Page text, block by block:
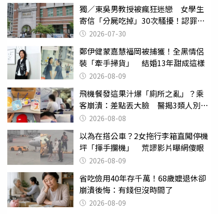
獨／東吳男教授被瘋狂迷戀 女學生
寄信「分屍吃掉」30次騷擾！認罪免
關 2026-07-30
鄭伊健蒙嘉慧福岡被捕獲！全黑情侶
裝「牽手掃貨」 結婚13年甜成這樣
2026-08-09
飛機餐發這果汁爆「廁所之亂」？乘
客崩潰：差點丟大臉 醫揭3類人別亂
喝 2026-08-08
以為在搭公車？2女拖行李箱直闖停機
坪「揮手攔機」 荒謬影片曝網傻眼
2026-08-09
省吃儉用40年存千萬！68歲嬤退休卻
崩潰後悔：有錢但沒時間了
2026-08-09